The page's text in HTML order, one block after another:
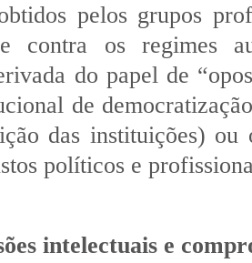
pelos grupos
se contra os regimes
do papel de
de
das instituições)
políticos e
intelectuais e